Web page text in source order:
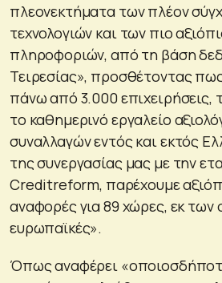
πλεονεκτήματα των πλέον
τεχνολογιών και των πιο
πληροφοριών, από τη βάση
Τειρεσίας», προσθέτοντας
πάνω από 3.000 επιχειρήσεις,
το καθημερινό εργαλείο
συναλλαγών εντός και εκτός
της συνεργασίας μας με την
Creditreform, παρέχουμε
αναφορές για 89 χώρες, εκ των
ευρωπαϊκές».
Όπως αναφέρει